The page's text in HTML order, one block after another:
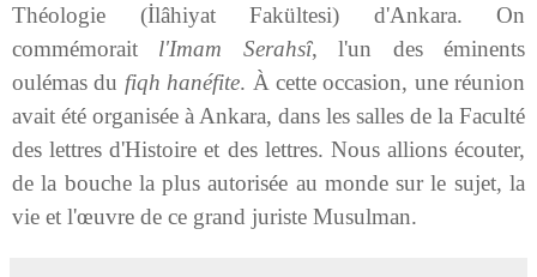
Théologie (İlâhiyat Fakültesi) d'Ankara. On
commémorait l'Imam Serahsȋ, l'un des éminents
oulémas du fiqh hanéfite. À cette occasion, une réunion
avait été organisée à Ankara, dans les salles de la Faculté
des lettres d'Histoire et des lettres. Nous allions écouter,
de la bouche la plus autorisée au monde sur le sujet, la
vie et l'œuvre de ce grand juriste Musulman.